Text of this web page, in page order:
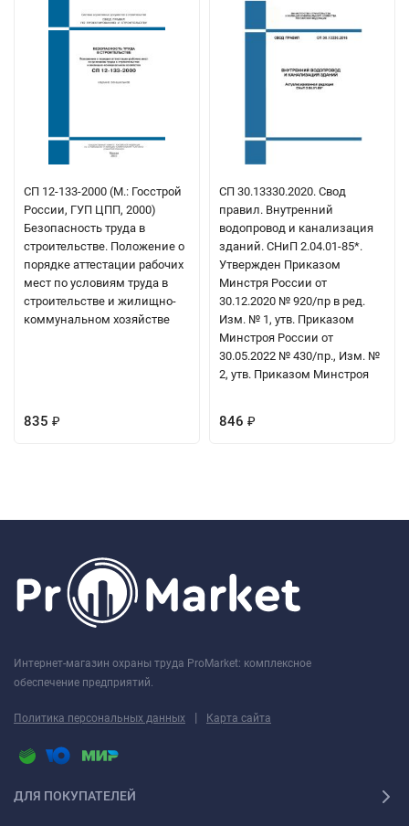
СП 12-133-2000 (М.: Госстрой
России, ГУП ЦПП, 2000)
Безопасность труда в
строительстве. Положение о
порядке аттестации рабочих
мест по условиям труда в
строительстве и жилищно-
коммунальном хозяйстве
835 ₽
СП 30.13330.2020. Свод
правил. Внутренний
водопровод и канализация
зданий. СНиП 2.04.01-85*.
Утвержден Приказом
Минстря России от
30.12.2020 № 920/пр в ред.
Изм. № 1, утв. Приказом
Минстроя России от
30.05.2022 № 430/пр., Изм. №
2, утв. Приказом Минстроя
846 ₽
Интернет-магазин охраны труда ProMarket: комплексное
обеспечение предприятий.
Политика персональных данных | Карта сайта
ДЛЯ ПОКУПАТЕЛЕЙ